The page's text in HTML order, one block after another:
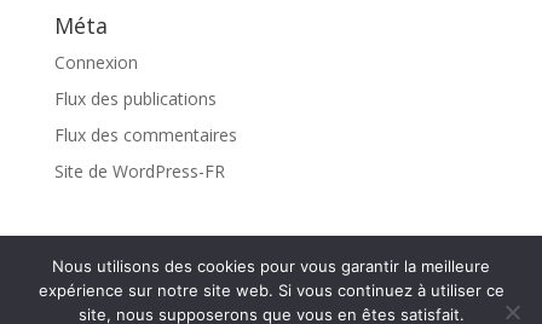
Méta
Connexion
Flux des publications
Flux des commentaires
Site de WordPress-FR
Nous utilisons des cookies pour vous garantir la meilleure
expérience sur notre site web. Si vous continuez à utiliser ce
site, nous supposerons que vous en êtes satisfait.